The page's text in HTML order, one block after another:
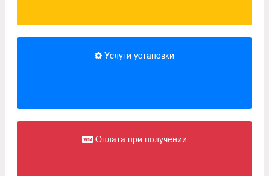
Услуги установки
Оплата при получении